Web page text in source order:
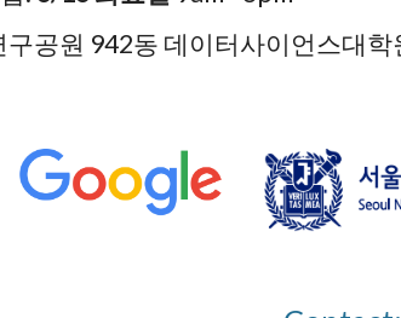
구공원 942동 데이터사이언스대학